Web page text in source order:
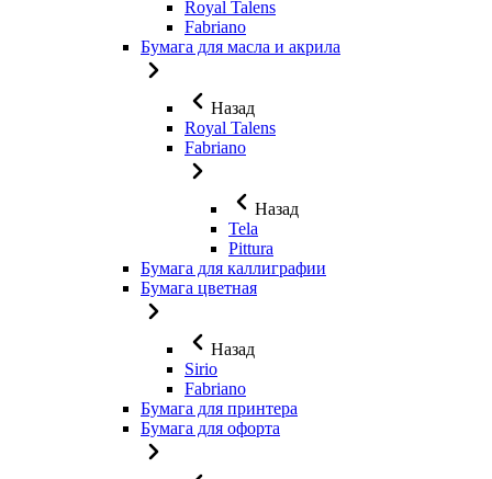
Royal Talens
Fabriano
Бумага для масла и акрила
Назад
Royal Talens
Fabriano
Назад
Tela
Pittura
Бумага для каллиграфии
Бумага цветная
Назад
Sirio
Fabriano
Бумага для принтера
Бумага для офорта